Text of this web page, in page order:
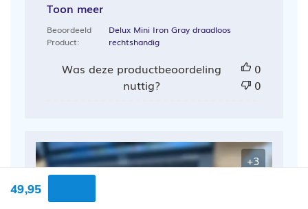
49,95
Toon meer
Beoordeeld
Product:
Delux Mini Iron Gray draadloos
rechtshandig
Was deze productbeoordeling
nuttig?
0
0
+3